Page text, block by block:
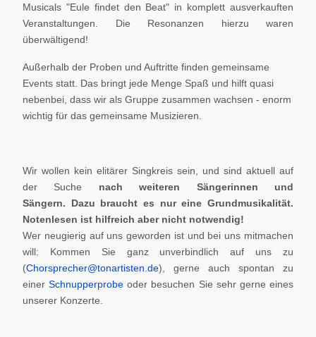
Musicals "Eule findet den Beat" in komplett ausverkauften
Veranstaltungen. Die Resonanzen hierzu waren
überwältigend!
Außerhalb der Proben und Auftritte finden gemeinsame
Events statt. Das bringt jede Menge Spaß und hilft quasi
nebenbei, dass wir als Gruppe zusammen wachsen - enorm
wichtig für das gemeinsame Musizieren.
Wir wollen kein elitärer Singkreis sein, und sind aktuell auf
der Suche nach weiteren Sängerinnen und
Sängern. Dazu braucht es nur eine Grundmusikalität.
Notenlesen ist hilfreich aber nicht notwendig!
Wer neugierig auf uns geworden ist und bei uns mitmachen
will: Kommen Sie ganz unverbindlich auf uns zu
(Chorsprecher@tonartisten.de), gerne auch spontan zu
einerSchnupperprobe oder besuchen Sie sehr gerne eines
unserer Konzerte.